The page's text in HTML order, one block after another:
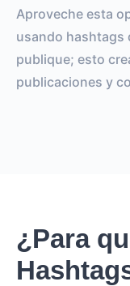
Aproveche esta
usando hashtags
publique; esto
publicaciones y
¿Para